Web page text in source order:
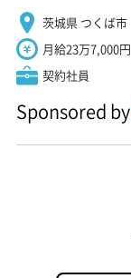
茨城県 つくば市
月給23万7,000円
契約社員
Sponsored by